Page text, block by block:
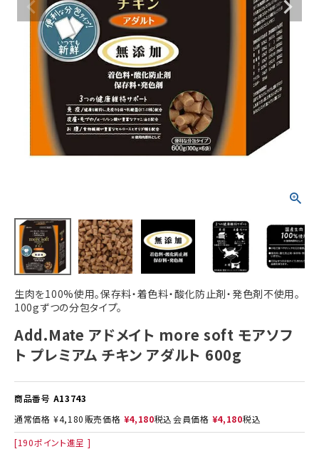
ACCOUNT MENU
ようこそ ゲスト 様
person 新規会員登録
生肉を100%使用。保存料・着色料・酸化防止剤・発色剤不使用。
100gずつの分包タイプ。
Add.Mate アドメイト more soft モアソフ
ト プレミアム チキン アダルト 600g
商品番号 A13743
通常価格 ¥4,180 販売価格 ¥4,180税込会員価格 ¥4,180税込
[190ポイント進呈 ]